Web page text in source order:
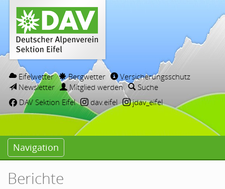
Eifelwetter Bergwetter
Versicherungsschutz
Newsletter
Mitglied werden
Suche
DAV Sektion Eifel
dav.eifel jdav_eifel
Navigation
Berichte